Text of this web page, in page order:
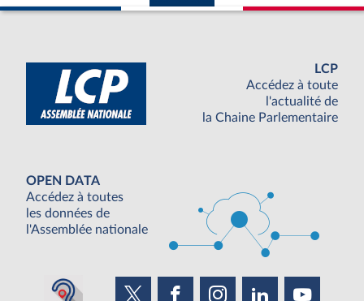
LCP
Accédez à toute
l'actualité de
la Chaine Parlementaire
OPEN DATA
Accédez à toutes
les données de
l'Assemblée nationale